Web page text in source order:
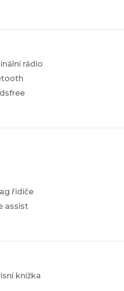
rádio
řidiče
assist
knížka